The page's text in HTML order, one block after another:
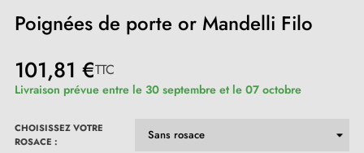
Poignées de porte or Mandelli Filo
101,81 €TTC
Livraison prévue entre le 30 septembre et le 07 octobre
CHOISISSEZ VOTRE
ROSACE :